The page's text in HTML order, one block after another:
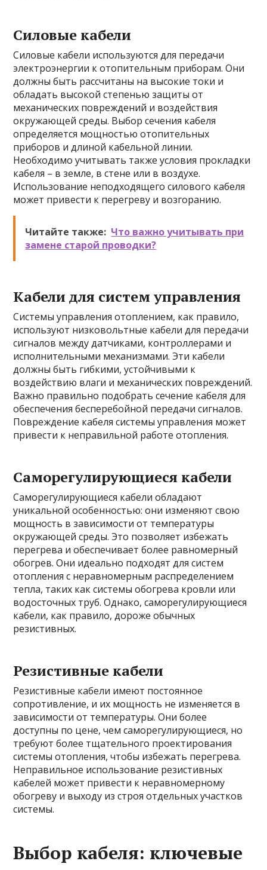
Силовые кабели
Силовые кабели используются для передачи
электроэнергии к отопительным приборам. Они
должны быть рассчитаны на высокие токи и
обладать высокой степенью защиты от
механических повреждений и воздействия
окружающей среды. Выбор сечения кабеля
определяется мощностью отопительных
приборов и длиной кабельной линии.
Необходимо учитывать также условия прокладки
кабеля – в земле, в стене или в воздухе.
Использование неподходящего силового кабеля
может привести к перегреву и возгоранию.
Читайте также: Что важно учитывать при
замене старой проводки?
Кабели для систем управления
Системы управления отоплением, как правило,
используют низковольтные кабели для передачи
сигналов между датчиками, контроллерами и
исполнительными механизмами. Эти кабели
должны быть гибкими, устойчивыми к
воздействию влаги и механических повреждений.
Важно правильно подобрать сечение кабеля для
обеспечения бесперебойной передачи сигналов.
Повреждение кабеля системы управления может
привести к неправильной работе отопления.
Саморегулирующиеся кабели
Саморегулирующиеся кабели обладают
уникальной особенностью: они изменяют свою
мощность в зависимости от температуры
окружающей среды. Это позволяет избежать
перегрева и обеспечивает более равномерный
обогрев. Они идеально подходят для систем
отопления с неравномерным распределением
тепла, таких как системы обогрева кровли или
водосточных труб. Однако, саморегулирующиеся
кабели, как правило, дороже обычных
резистивных.
Резистивные кабели
Резистивные кабели имеют постоянное
сопротивление, и их мощность не изменяется в
зависимости от температуры. Они более
доступны по цене, чем саморегулирующиеся, но
требуют более тщательного проектирования
системы отопления, чтобы избежать перегрева.
Неправильное использование резистивных
кабелей может привести к неравномерному
обогреву и выходу из строя отдельных участков
системы.
Выбор кабеля: ключевые